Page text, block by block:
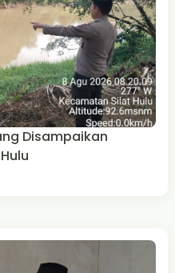
Disampaikan